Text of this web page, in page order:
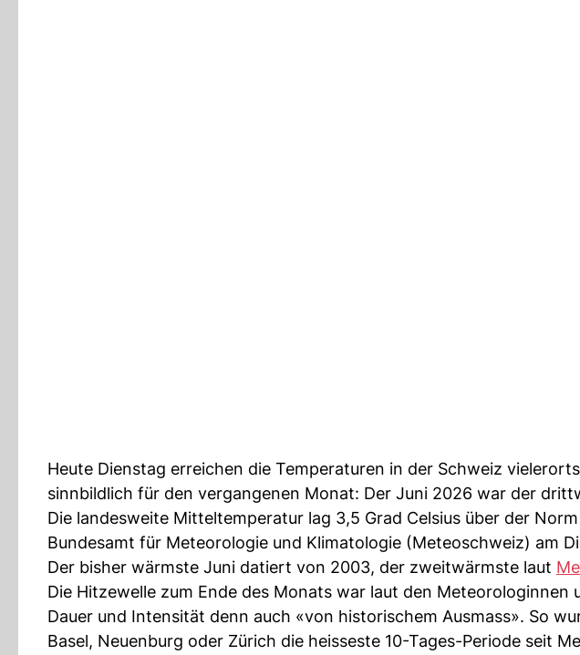
Heute Dienstag erreichen die Temperaturen in der Schweiz
sinnbildlich für den vergangenen Monat: Der Juni 2026 war der
Die landesweite Mitteltemperatur lag 3,5 Grad Celsius über der
Bundesamt für Meteorologie und Klimatologie (Meteoschweiz) am
Der bisher wärmste Juni datiert von 2003, der zweitwärmste laut
Die Hitzewelle zum Ende des Monats war laut den
Dauer und Intensität denn auch «von historischem Ausmass». So
Basel, Neuenburg oder Zürich die heisseste 10-Tages-Periode seit